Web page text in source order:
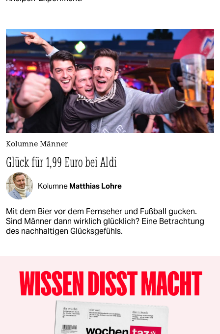
Kolumne Männer
Glück für 1,99 Euro bei Aldi
Kolumne Matthias Lohre
Mit dem Bier vor dem Fernseher und Fußball gucken.
Sind Männer dann wirklich glücklich? Eine Betrachtung
des nachhaltigen Glücksgefühls.